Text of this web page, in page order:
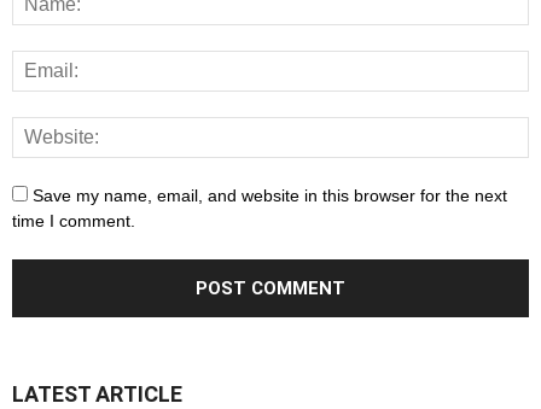
Save my name, email, and website in this browser for the next
time I comment.
LATEST ARTICLE